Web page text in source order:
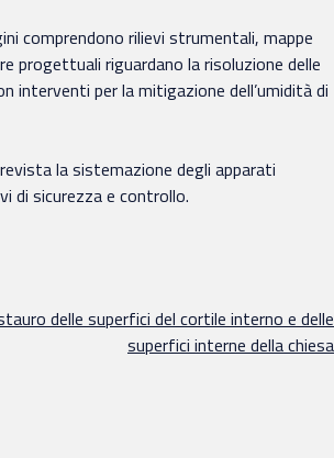
comprendono rilievi strumentali, mappe
progettuali riguardano la risoluzione delle
interventi per la mitigazione dell’umidità di
la sistemazione degli apparati
di sicurezza e controllo.
delle superfici del cortile interno e delle
superfici interne della chiesa